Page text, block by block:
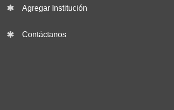
Agregar Institución
Contáctanos